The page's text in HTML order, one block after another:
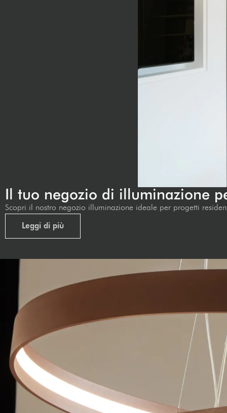
Il tuo negozio di illuminazione
Scopri il nostro negozio illuminazione ideale per progetti
Leggi di più